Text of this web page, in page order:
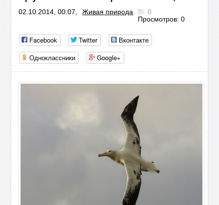
02.10.2014, 00:07, Живая природа
0
Просмотров: 0
Facebook Twitter
Вконтакте
Одноклассники
Google+